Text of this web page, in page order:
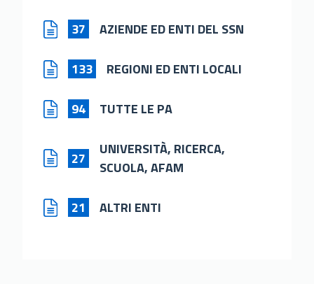
37 AZIENDE ED ENTI DEL SSN
133 REGIONI ED ENTI LOCALI
94 TUTTE LE PA
27
UNIVERSITÀ, RICERCA,
SCUOLA, AFAM
21 ALTRI ENTI